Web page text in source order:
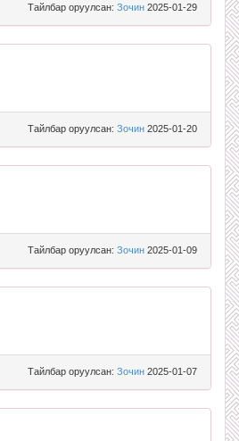
Тайлбар оруулсан: Зочин 2025-01-29
Тайлбар оруулсан: Зочин 2025-01-20
Тайлбар оруулсан: Зочин 2025-01-09
Тайлбар оруулсан: Зочин 2025-01-07